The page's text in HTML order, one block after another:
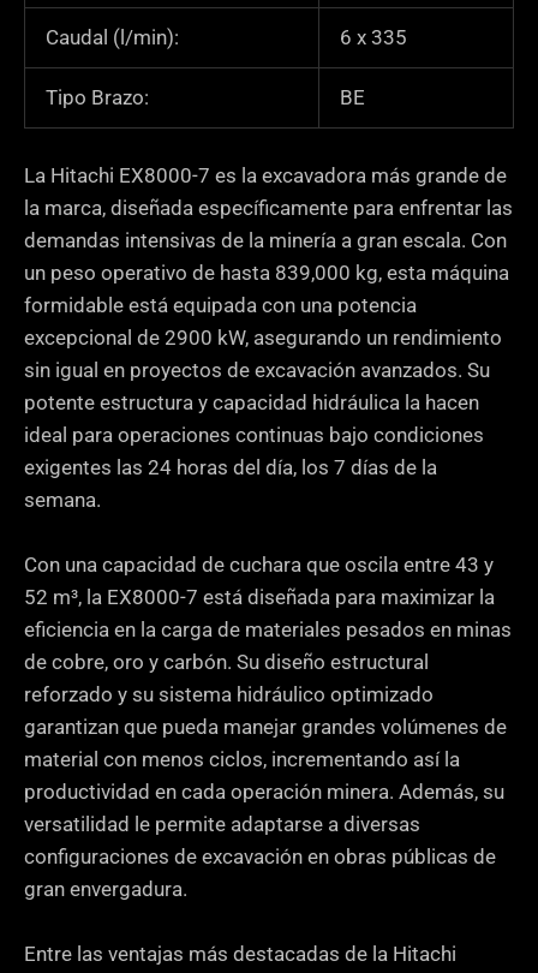
Caudal (l/min): 6 x 335
Tipo Brazo: BE
La Hitachi EX8000-7 es la excavadora más grande de
la marca, diseñada específicamente para enfrentar las
demandas intensivas de la minería a gran escala. Con
un peso operativo de hasta 839,000 kg, esta máquina
formidable está equipada con una potencia
excepcional de 2900 kW, asegurando un rendimiento
sin igual en proyectos de excavación avanzados. Su
potente estructura y capacidad hidráulica la hacen
ideal para operaciones continuas bajo condiciones
exigentes las 24 horas del día, los 7 días de la
semana.
Con una capacidad de cuchara que oscila entre 43 y
52 m³, la EX8000-7 está diseñada para maximizar la
eficiencia en la carga de materiales pesados en minas
de cobre, oro y carbón. Su diseño estructural
reforzado y su sistema hidráulico optimizado
garantizan que pueda manejar grandes volúmenes de
material con menos ciclos, incrementando así la
productividad en cada operación minera. Además, su
versatilidad le permite adaptarse a diversas
configuraciones de excavación en obras públicas de
gran envergadura.
Entre las ventajas más destacadas de la Hitachi